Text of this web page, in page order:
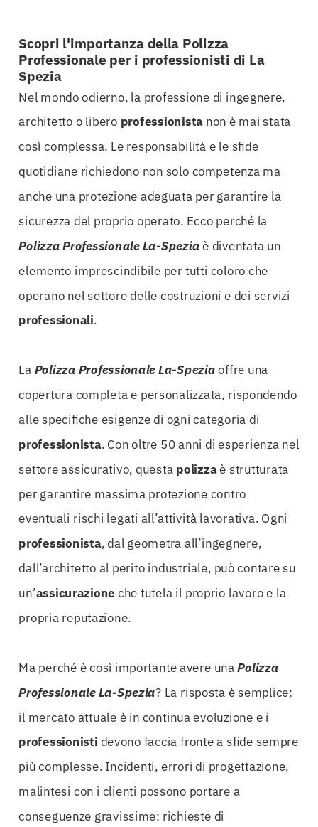
Scopri l'importanza della Polizza
Professionale per i professionisti di La
Spezia
Nel mondo odierno, la professione di ingegnere,
architetto o libero professionista non è mai stata
così complessa. Le responsabilità e le sfide
quotidiane richiedono non solo competenza ma
anche una protezione adeguata per garantire la
sicurezza del proprio operato. Ecco perché la
Polizza Professionale La-Speziaè diventata un
elemento imprescindibile per tutti coloro che
operano nel settore delle costruzioni e dei servizi
professionali.
La Polizza Professionale La-Speziaoffre una
copertura completa e personalizzata, rispondendo
alle specifiche esigenze di ogni categoria di
professionista. Con oltre 50 anni di esperienza nel
settore assicurativo, questa polizzaè strutturata
per garantire massima protezione contro
eventuali rischi legati all’attività lavorativa. Ogni
professionista, dal geometra all’ingegnere,
dall’architetto al perito industriale, può contare su
un’assicurazione che tutela il proprio lavoro e la
propria reputazione.
Ma perché è così importante avere unaPolizza
Professionale La-Spezia? La risposta è semplice:
il mercato attuale è in continua evoluzione e i
professionisti devono faccia fronte a sfide sempre
più complesse. Incidenti, errori di progettazione,
malintesi con i clienti possono portare a
conseguenze gravissime: richieste di